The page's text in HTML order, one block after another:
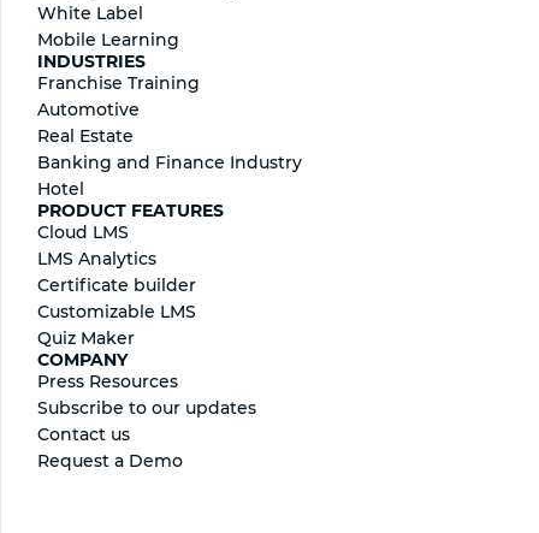
White Label
Mobile Learning
INDUSTRIES
Franchise Training
Automotive
Real Estate
Banking and Finance Industry
Hotel
PRODUCT FEATURES
Cloud LMS
LMS Analytics
Certificate builder
Сustomizable LMS
Quiz Maker
COMPANY
Press Resources
Subscribe to our updates
Contact us
Request a Demo